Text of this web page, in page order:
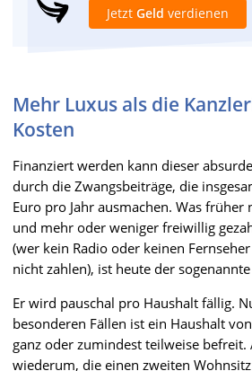
Jetzt Geld verdienen
Mehr Luxus als die
Kosten
Finanziert werden kann dieser
durch die Zwangsbeiträge, die
Euro pro Jahr ausmachen. Was früher
und mehr oder weniger freiwillig
(wer kein Radio oder keinen
nicht zahlen), ist heute der
Er wird pauschal pro Haushalt fällig.
besonderen Fällen ist ein Haushalt
ganz oder zumindest teilweise befreit.
wiederum, die einen zweiten